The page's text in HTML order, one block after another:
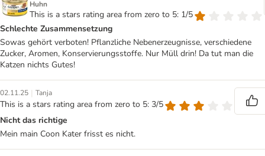
Huhn
This is a stars rating area from zero to 5: 1/5
Schlechte Zusammensetzung
Sowas gehört verboten! Pflanzliche Nebenerzeugnisse, verschiedene
Zucker, Aromen, Konservierungsstoffe. Nur Müll drin! Da tut man die
Katzen nichts Gutes!
02.11.25 | Tanja
This is a stars rating area from zero to 5: 3/5
Nicht das richtige
Mein main Coon Kater frisst es nicht.